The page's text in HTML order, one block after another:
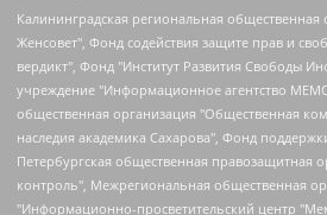
Калининградская региональная общественная организация "Экозащита!-Женсовет", Фонд содействия защите прав и свобод граждан "Общественный вердикт", Фонд "Институт Развития Свободы Информации", Частное учреждение "Информационное агентство МЕМО. РУ", Региональная общественная организация "Общественная комиссия по сохранению наследия академика Сахарова", Фонд поддержки свободы прессы, Санкт-Петербургская общественная правозащитная организация "Гражданский контроль", Межрегиональная общественная организация "Информационно-просветительский центр "Мемориал", Региональный Фонд "Центр Защиты Прав Средств Массовой Информации", с 05.12.2023 Фонд "Центр Защиты Прав Средств массовой информации", Региональная общественная благотворительная организация помощи беженцам и мигрантам "Гражданское содействие", Негосударственное образовательное учреждение дополнительного профессионального образования (повышение квалификации) специалистов "АКАДЕМИЯ ПО ПРАВАМ ЧЕЛОВЕКА", Свердловская региональная общественная организация "Сутяжник", Автономная некоммерческая организация "Центр независимых социологических исследований", Союз общественных объединений "Российский исследовательский центр по правам человека", Региональное общественное учреждение научно-информационный центр "МЕМОРИАЛ", Некоммерческая организация "Фонд защиты гласности", Автономная некоммерческая организация "Институт прав человека", Городская общественная организация "Екатеринбургское общество "МЕМОРИАЛ", Городская общественная организация "Рязанское историко-просветительское и правозащитное общество "Мемориал" (Рязанский Мемориал), Челябинский региональный орган общественной самодеятельности – женское общественное объединение "Женщины Евразии", Челябинский региональный орган общественной самодеятельности "Уральская правозащитная группа", Фонд содействия защите здоровья и социальной справедливости имени Андрея Рылькова, Автономная Некоммерческая Организация "Аналитический Центр Юрия Левады", Автономная некоммерческая организация социальной поддержки населения "Проект Апрель", Региональная общественная организация помощи женщинам и детям, находящимся в кризисной ситуации "Информационно-методический центр "Анна", Фонд содействия развитию массовых коммуникаций и правовому просвещению "Так-так-Так", Фонд содействия устойчивому развитию "Серебряная тайга", Свердловский региональный общественный фонд социальных проектов "Новое время", "Idel.Реалии", Кавказ.Реалии, Крым.Реалии, Телеканал Настоящее Время, Татаро-башкирская служба Радио Свобода (Azatliq Radiosi), Радио Свободная Европа/Радио Свобода (PCE/PC), "Сибирь.Реалии", "Фактограф", Благотворительный фонд помощи осужденным и их семьям, Автономная некоммерческая организация "Институт глобализации и социальных движений", Фонд "В защиту прав заключенных", Частное учреждение "Центр поддержки и содействия развитию средств массовой информации", Пензенский региональный общественный благотворительный фонд "Гражданский союз", "Север.Реалии", Некоммерческая организация Фонд "Правовая инициатива", Общество с ограниченной ответственностью "Радио Свободная Европа/Радио Свобода", Чешское информационное агентство "MEDIUM-ORIENT", Красноярская региональная общественная организация "Мы против СПИДа", Камалягин Денис Николаевич, Маркелов Сергей Евгеньевич, Пономарев Лев Александрович, Савицкая Людмила Алексеевна, Автономная некоммерческая организация "Центр по работе с проблемой насилия "НАСИЛИЮ.НЕТ", Межрегиональный профессиональный союз работников здравоохранения "Альянс врачей", Юридическое лицо, зарегистрированное в Латвийской Республике, SIA "Medusa Project" (регистрационный номер 40103797863, дата регистрации 10.06.2014), Некоммерческая организация "Фонд по борьбе с коррупцией", Автономная некоммерческая организация "Институт права и публичной политики", Баданин Роман Сергеевич, Гликин Максим Александрович, Железнова Мария Михайловна, Лукьянова Юлия Сергеевна, Маетная Елизавета Витальевна, Маняхин Петр Борисович, Чуракова Ольга Владимировна, Ярош Юлия Петровна, Юридическое лицо "The Insider SIA", зарегистрированное в Риге, Латвийская Республика (дата регистрации 26.06.2015), являющееся администратором доменного имени интернет-издания "The Insider SIA", https://theins.ru, Постернак Алексей Евгеньевич, Рубин Михаил Аркадьевич, Анин Роман Александрович, Юридическое лицо Istories fonds, зарегистрированное в Латвийской Республике (регистрационный номер 50008295751, дата регистрации 24.02.2020), Великовский Дмитрий Александрович, Долинина Ирина Николаевна, Мароховская Алеся Алексеевна, Шлейнов Роман Юрьевич, Шмагун Олеся Валентиновна, Общество с ограниченной ответственностью "Альтаир 2021", Общество с ограниченной ответственностью "Вега 2021", Общество с ограниченной ответственностью "Главный редактор 2021", Общество с ограниченной ответственностью "Ромашки монолит", Важенков Артем Валерьевич, Ивановская областная общественная организация "Центр гендерных исследований", Гурман Юрий Альбертович, Медиапроект "ОВД-Инфо", Егоров Владимир Владимирович, Жилинский Владимир Александрович, Общество с ограниченной ответственностью "ЗП", Иванова София Юрьевна, Карезина Инна Павловна, Кильтау Екатерина Викторовна, Петров Алексей Викторович, Пискунов Сергей Евгеньевич, Смирнов Сергей Сергеевич, Тихонов Михаил Сергеевич, Общество с ограниченной ответственностью "ЖУРНАЛИСТ-ИНОСТРАННЫЙ АГЕНТ", Арапова Галина Юрьевна, Вольтская Татьяна Анатольевна, Американская компания "Mason G.E.S. Anonymous Foundation" (США), являющаяся владельцем интернет-издания https://mnews.world/, Компания "Stichting Bellingcat", зарегистрированная в Нидерландах (дата регистрации 11.07.2018), Захаров Андрей Вячеславович, Клепиковская Екатерина Дмитриевна, Общество с ограниченной ответственностью "МЕМО", Перл Роман Александрович, Симонов Евгений Алексеевич, Соловьева Елена Анатольевна, Сотников Даниил Владимирович, Сурначева Елизавета Дмитриевна, Автономная некоммерческая организация по защите прав человека и информированию населения "Якутия – Наше Мнение", Общество с ограниченной ответственностью "Москоу диджитал медиа", с 26.01.2023 Общество с ограниченной ответственностью "Чайка Белые сады", Ветошкина Валерия Валерьевна, Заговора Максим Александрович, Межрегиональное общественное движение "Российская ЛГБТ - сеть", Оленичев Максим Владимирович, Павлов Иван Юрьевич, Скворцова Елена Сергеевна, Общество с ограниченной ответственностью "Как бы